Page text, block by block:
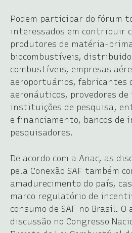
Podem participar do fórum
interessados em contribuir
produtores de matéria-
biocombustíveis,
combustíveis, empresas
aeroportuários, fabricantes
aeronáuticos, provedores
instituições de pesquisa,
e financiamento, bancos de
pesquisadores.
De acordo com a Anac, as
pela Conexão SAF também
amadurecimento do país,
marco regulatório de
consumo de SAF no Brasil.
discussão no Congresso